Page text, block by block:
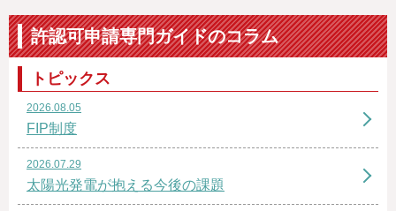
許認可申請専門ガイドのコラム
トピックス
2026.08.05
FIP制度
2026.07.29
太陽光発電が抱える今後の課題